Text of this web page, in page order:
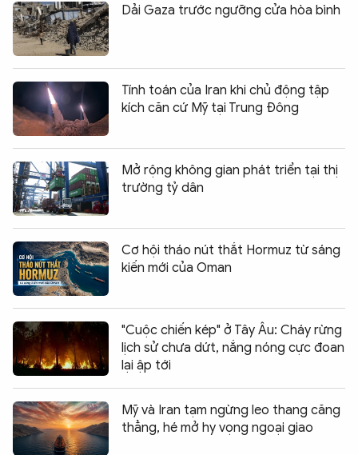
Dải Gaza trước ngưỡng cửa hòa bình
Tính toán của Iran khi chủ động tập
kích căn cứ Mỹ tại Trung Đông
Mở rộng không gian phát triển tại thị
trường tỷ dân
Cơ hội tháo nút thắt Hormuz từ sáng
kiến mới của Oman
"Cuộc chiến kép" ở Tây Âu: Cháy rừng
lịch sử chưa dứt, nắng nóng cực đoan
lại ập tới
Mỹ và Iran tạm ngừng leo thang căng
thẳng, hé mở hy vọng ngoại giao